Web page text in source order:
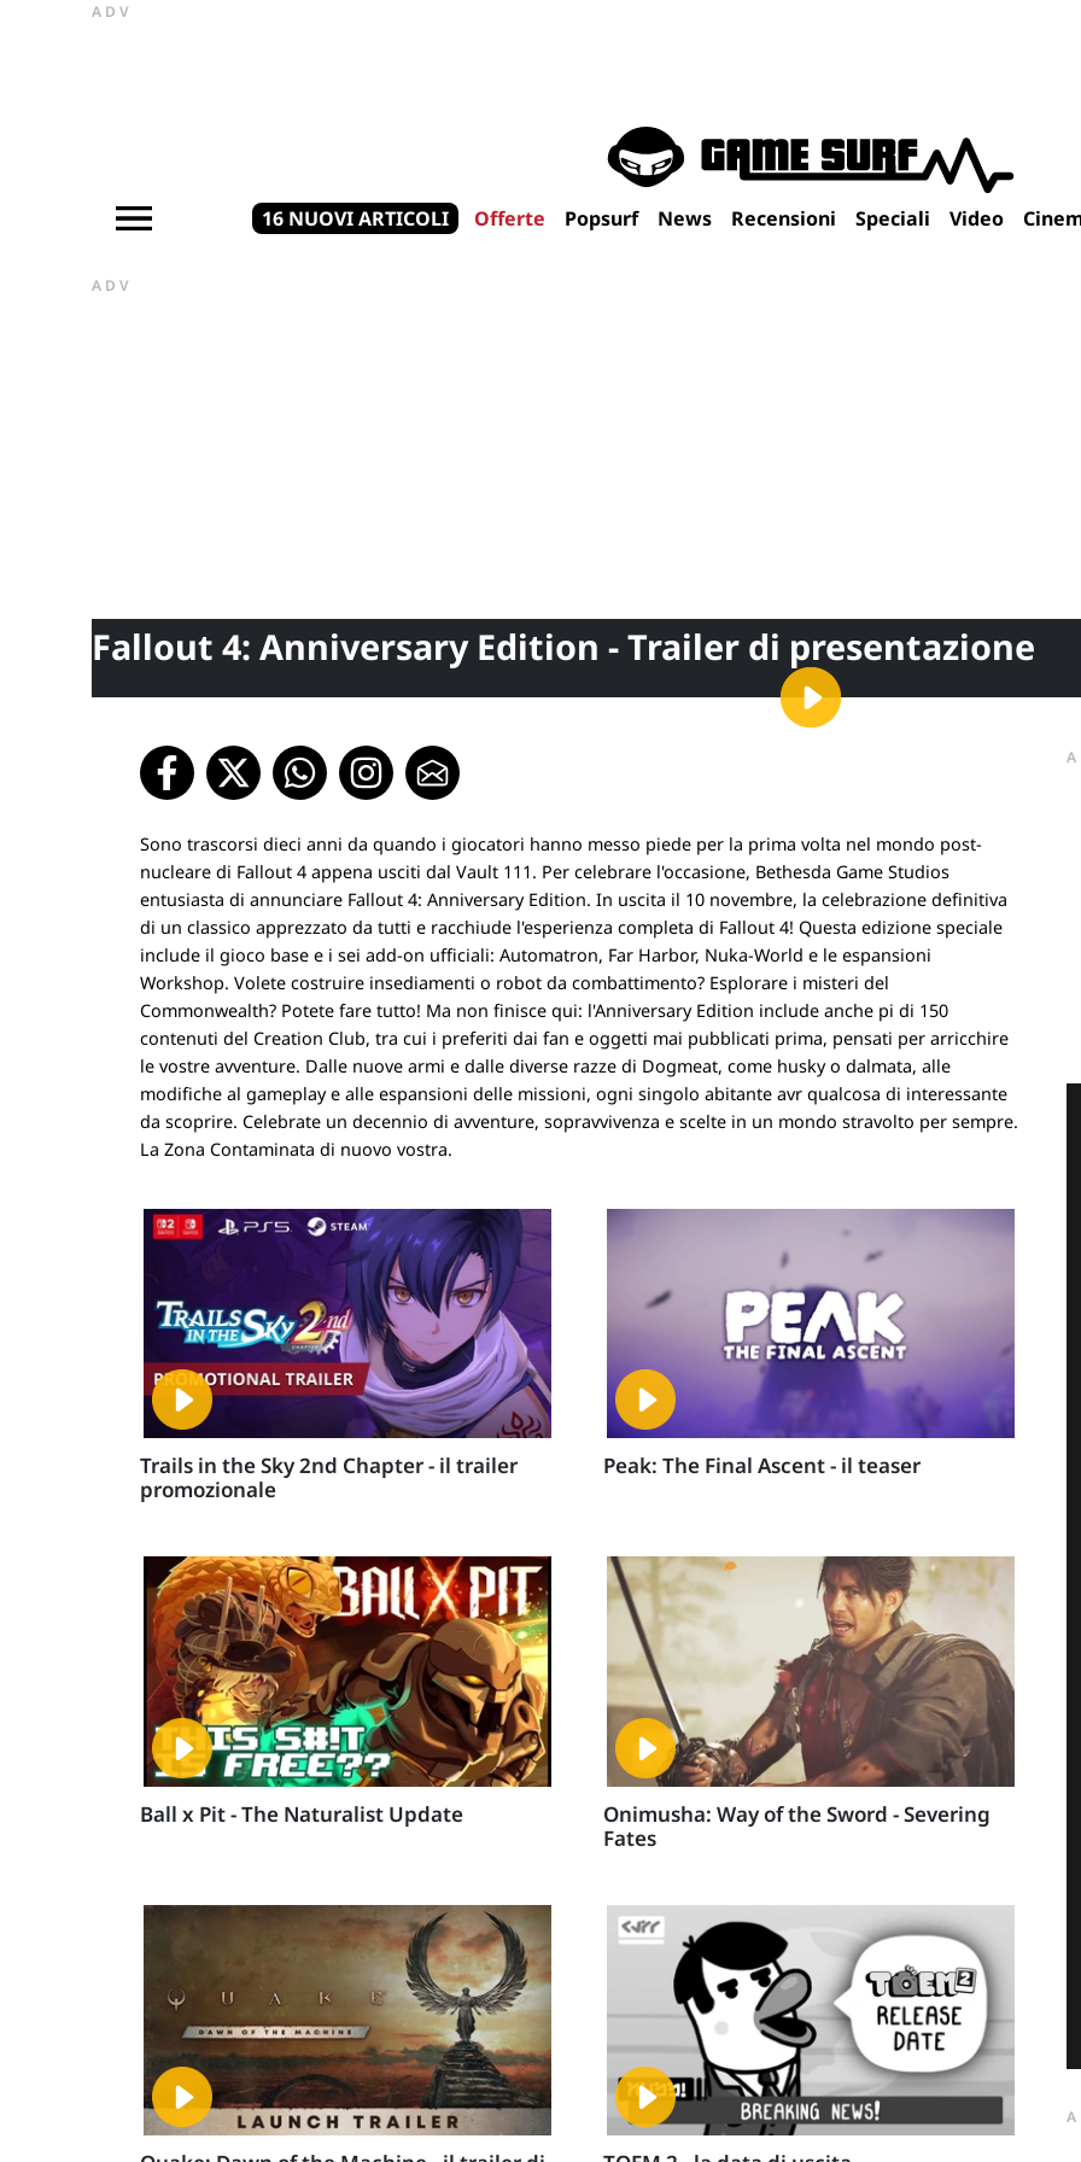
ADV
16 NUOVI ARTICOLI Offerte Popsurf News Recensioni Speciali Video
ADV
Fallout 4: Anniversary Edition - Trailer di presentazione
Sono trascorsi dieci anni da quando i giocatori hanno messo piede per la prima volta nel mondo post-
nucleare di Fallout 4 appena usciti dal Vault 111. Per celebrare l'occasione, Bethesda Game Studios
entusiasta di annunciare Fallout 4: Anniversary Edition. In uscita il 10 novembre, la celebrazione definitiva
di un classico apprezzato da tutti e racchiude l'esperienza completa di Fallout 4! Questa edizione speciale
include il gioco base e i sei add-on ufficiali: Automatron, Far Harbor, Nuka-World e le espansioni
Workshop. Volete costruire insediamenti o robot da combattimento? Esplorare i misteri del
Commonwealth? Potete fare tutto! Ma non finisce qui: l'Anniversary Edition include anche pi di 150
contenuti del Creation Club, tra cui i preferiti dai fan e oggetti mai pubblicati prima, pensati per arricchire
le vostre avventure. Dalle nuove armi e dalle diverse razze di Dogmeat, come husky o dalmata, alle
modifiche al gameplay e alle espansioni delle missioni, ogni singolo abitante avr qualcosa di interessante
da scoprire. Celebrate un decennio di avventure, sopravvivenza e scelte in un mondo stravolto per sempre.
La Zona Contaminata di nuovo vostra.
Trails in the Sky 2nd Chapter - il trailer
promozionale
Peak: The Final Ascent - il teaser
Ball x Pit - The Naturalist Update
Onimusha: Way of the Sword - Severing
Fates